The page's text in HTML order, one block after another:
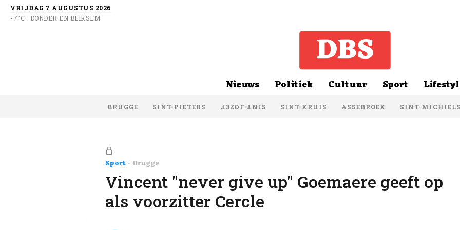
VRIJDAG 7 AUGUSTUS 2026
-7°C · DONDER EN BLIKSEM
Nieuws Politiek Cultuur Sport
BRUGGE SINT-PIETERS SINT-JOZEF SINT-KRUIS ASSEBROEK SINT-MICHIELS
Sport Brugge
Vincent "never give up" Goemaere geeft op
als voorzitter Cercle